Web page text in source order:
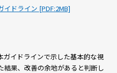
ドライン [PDF:2MB]
イドラインで示した基本的な視
結果、改善の余地があると判断し